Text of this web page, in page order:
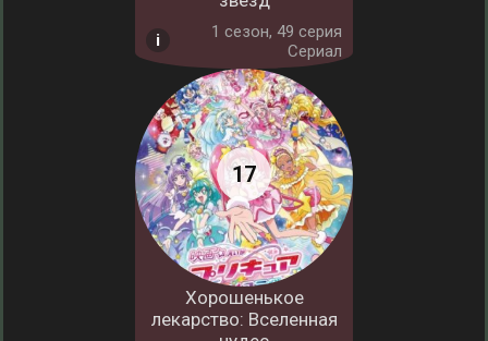
1 cезон, 49 серия
Сериал
Хорошенькое
лекарство: Вселенная